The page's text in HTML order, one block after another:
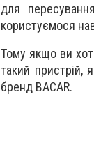
для
користуємося
Тому якщо ви
такий пристрій,
бренд BACAR.